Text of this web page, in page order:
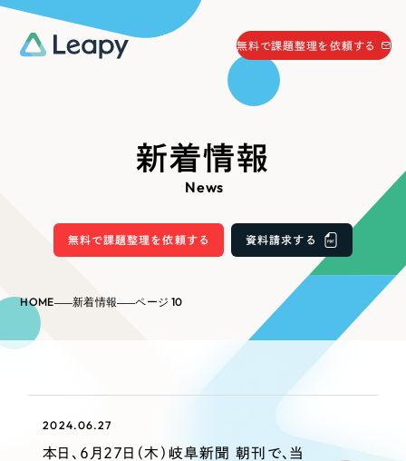
お役立ち情報
無料で課題整理を依頼する
058-215-0066
24時間受付
資料請求する
コーポレートサイト制作
Company
新着情報
News
無料で課題整理を依頼する 資料請求する
HOME 新着情報 ページ 10
2024.06.27
本日、6月27日（木）岐阜新聞 朝刊で、当